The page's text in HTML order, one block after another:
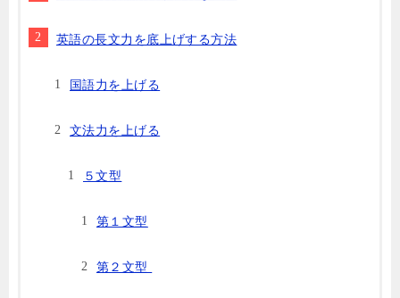
英語の長文力を底上げする方法
国語力を上げる
文法力を上げる
５文型
第１文型
第２文型